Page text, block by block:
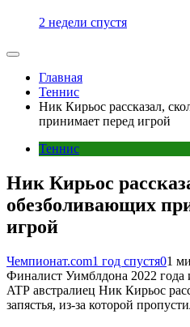
2 недели спустя
Главная
Теннис
Ник Кирьос рассказал,
принимает перед игрой
Теннис
Ник Кирьос
обезболивающих
игрой
Чемпионат.com1 год спустя01
Финалист Уимблдона 2022 года
ATP австралиец Ник Кирьос
запястья, из-за которой